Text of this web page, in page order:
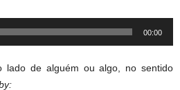
00:00
lado de alguém ou algo, no sentido